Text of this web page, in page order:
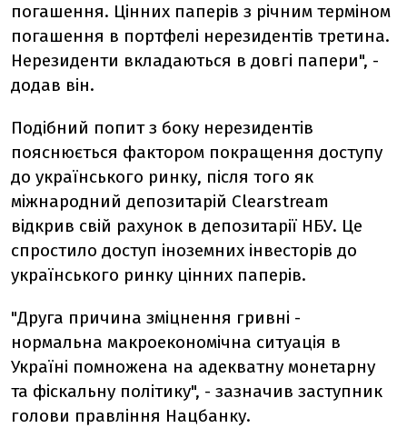
погашення. Цінних паперів з річним терміном
погашення в портфелі нерезидентів третина.
Нерезиденти вкладаються в довгі папери", -
додав він.
Подібний попит з боку нерезидентів
пояснюється фактором покращення доступу
до українського ринку, після того як
міжнародний депозитарій Cleаrstream
відкрив свій рахунок в депозитарії НБУ. Це
спростило доступ іноземних інвесторів до
українського ринку цінних паперів.
"Друга причина зміцнення гривні -
нормальна макроекономічна ситуація в
Україні помножена на адекватну монетарну
та фіскальну політику", - зазначив заступник
голови правління Нацбанку.